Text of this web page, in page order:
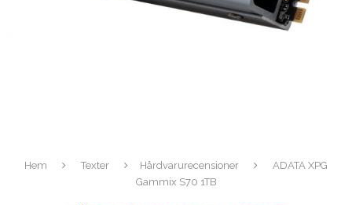
Hem Texter Hårdvarurecensioner
ADATA XPG
Gammix S70 1TB